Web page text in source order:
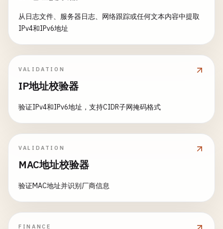
从日志文件、服务器日志、网络跟踪或任何文本内容中提取
IPv4和IPv6地址
VALIDATION
IP地址校验器
验证IPv4和IPv6地址，支持CIDR子网掩码格式
VALIDATION
MAC地址校验器
验证MAC地址并识别厂商信息
FINANCE